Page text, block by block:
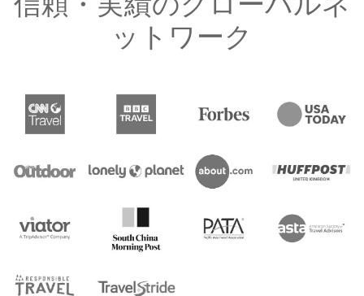
ットワーク